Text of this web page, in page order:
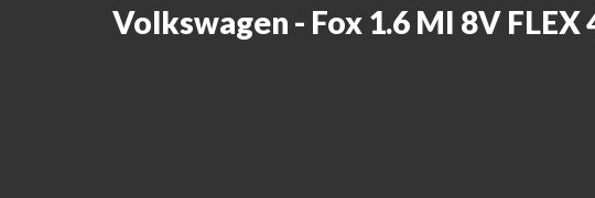
Volkswagen - Fox 1.6 MI 8V FLEX